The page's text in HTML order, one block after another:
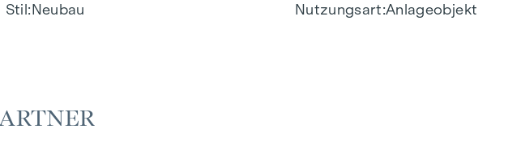
Stil Neubau
Nutzungsart Anlageobjekt